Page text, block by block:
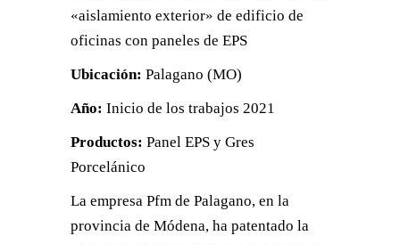
«aislamiento exterior» de edificio de
oficinas con paneles de EPS
Ubicación: Palagano (MO)
Año: Inicio de los trabajos 2021
Productos: Panel EPS y Gres
Porcelánico
La empresa Pfm de Palagano, en la
provincia de Módena, ha patentado la